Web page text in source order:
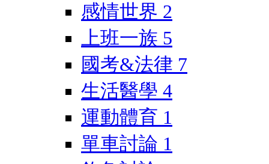
感情世界 2
上班一族 5
國考&法律 7
生活醫學 4
運動體育 1
單車討論 1